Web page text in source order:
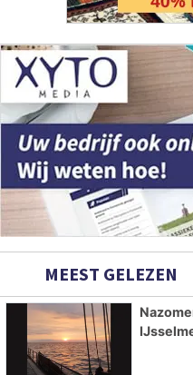
MEEST GELEZEN